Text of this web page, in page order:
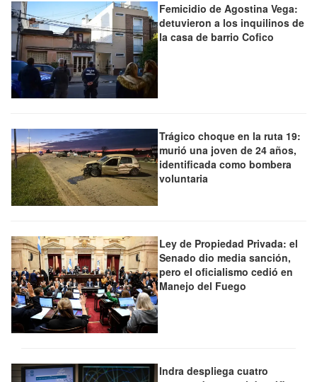
Femicidio de Agostina Vega:
detuvieron a los inquilinos de
la casa de barrio Cofico
Trágico choque en la ruta 19:
murió una joven de 24 años,
identificada como bombera
voluntaria
Ley de Propiedad Privada: el
Senado dio media sanción,
pero el oficialismo cedió en
Manejo del Fuego
Indra despliega cuatro